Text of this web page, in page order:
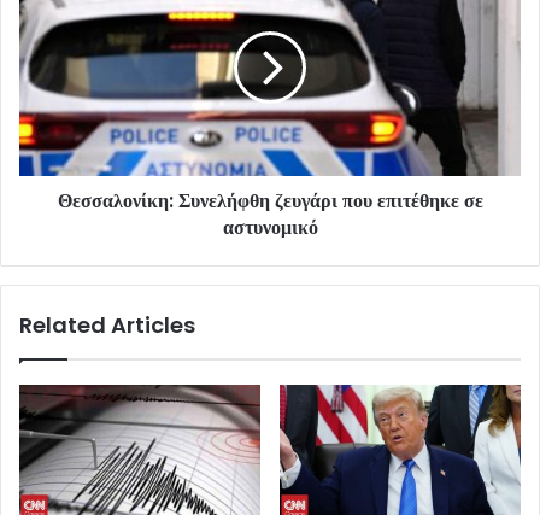
Θεσσαλονίκη: Συνελήφθη ζευγάρι που επιτέθηκε σε
αστυνομικό
Related Articles